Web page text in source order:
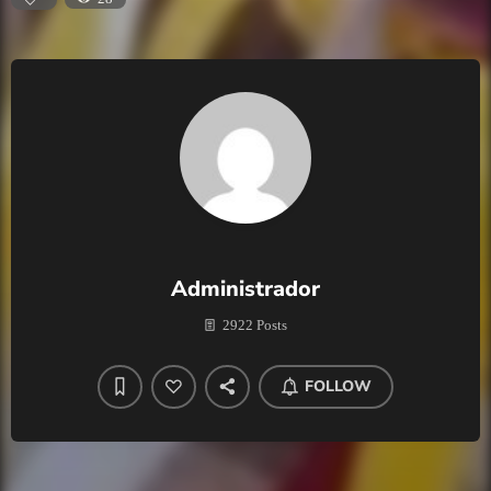
Administrador
2922 Posts
FOLLOW